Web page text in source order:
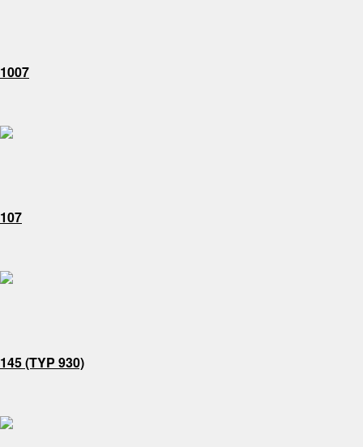
1007
107
145 (TYP 930)